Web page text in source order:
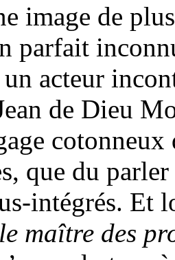
image de
parfait
un acteur
de Dieu
cotonneux
que du
intégrés. Et
maître des